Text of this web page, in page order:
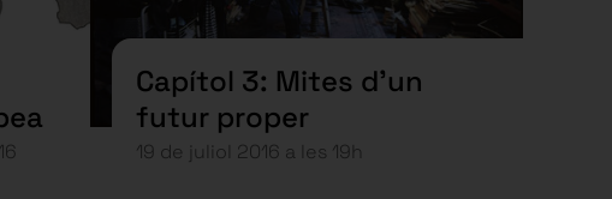
Capítol 3: Mites d’un
futur proper
19 de juliol 2016 a les 19h